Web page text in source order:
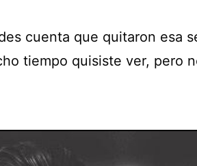
cuenta que quitaron esa
tiempo quisiste ver, pero